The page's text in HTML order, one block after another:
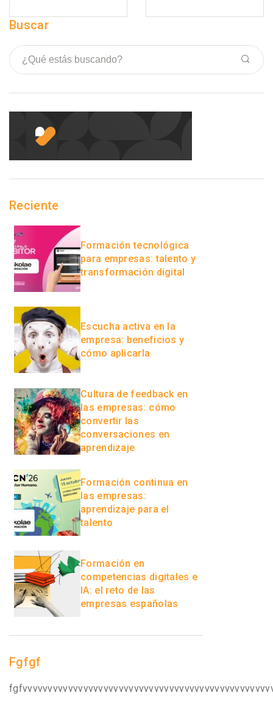
Buscar
Reciente
Formación tecnológica
para empresas: talento y
transformación digital
Escucha activa en la
empresa: beneficios y
cómo aplicarla
Cultura de feedback en
las empresas: cómo
convertir las
conversaciones en
aprendizaje
Formación continua en
las empresas:
aprendizaje para el
talento
Formación en
competencias digitales e
IA: el reto de las
empresas españolas
Fgfgf